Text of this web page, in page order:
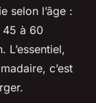
selon l’âge :
45 à 60
L’essentiel,
c’est